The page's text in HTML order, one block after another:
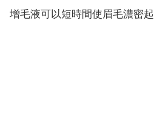
增毛液可以短時間使眉毛濃密